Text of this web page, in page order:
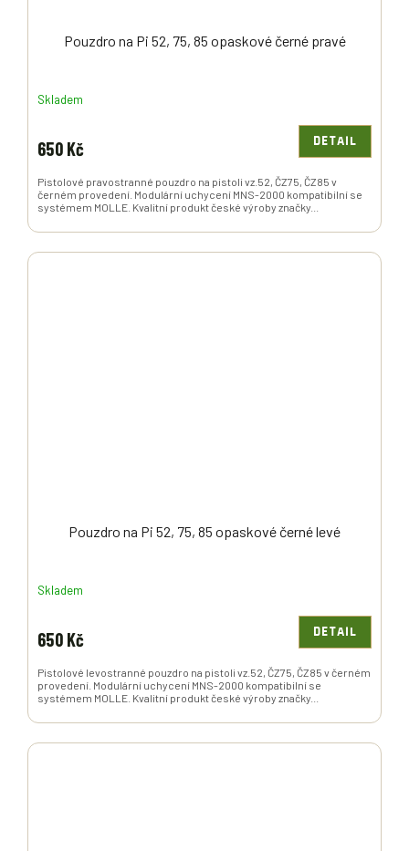
Pouzdro na Pi 52, 75, 85 opaskové černé pravé
Skladem
650 Kč DETAIL
Pistolové pravostranné pouzdro na pistoli vz.52, ČZ75, ČZ85 v
černém provedení. Modulární uchycení MNS-2000 kompatibilní se
systémem MOLLE. Kvalitní produkt české výroby značky...
Pouzdro na Pi 52, 75, 85 opaskové černé levé
Skladem
650 Kč DETAIL
Pistolové levostranné pouzdro na pistoli vz.52, ČZ75, ČZ85 v černém
provedení. Modulární uchycení MNS-2000 kompatibilní se
systémem MOLLE. Kvalitní produkt české výroby značky...